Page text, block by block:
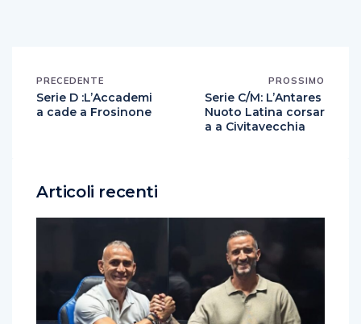
PRECEDENTE
Serie D :L’Accademi
a cade a Frosinone
PROSSIMO
Serie C/M: L’Antares
Nuoto Latina corsar
a a Civitavecchia
Articoli recenti